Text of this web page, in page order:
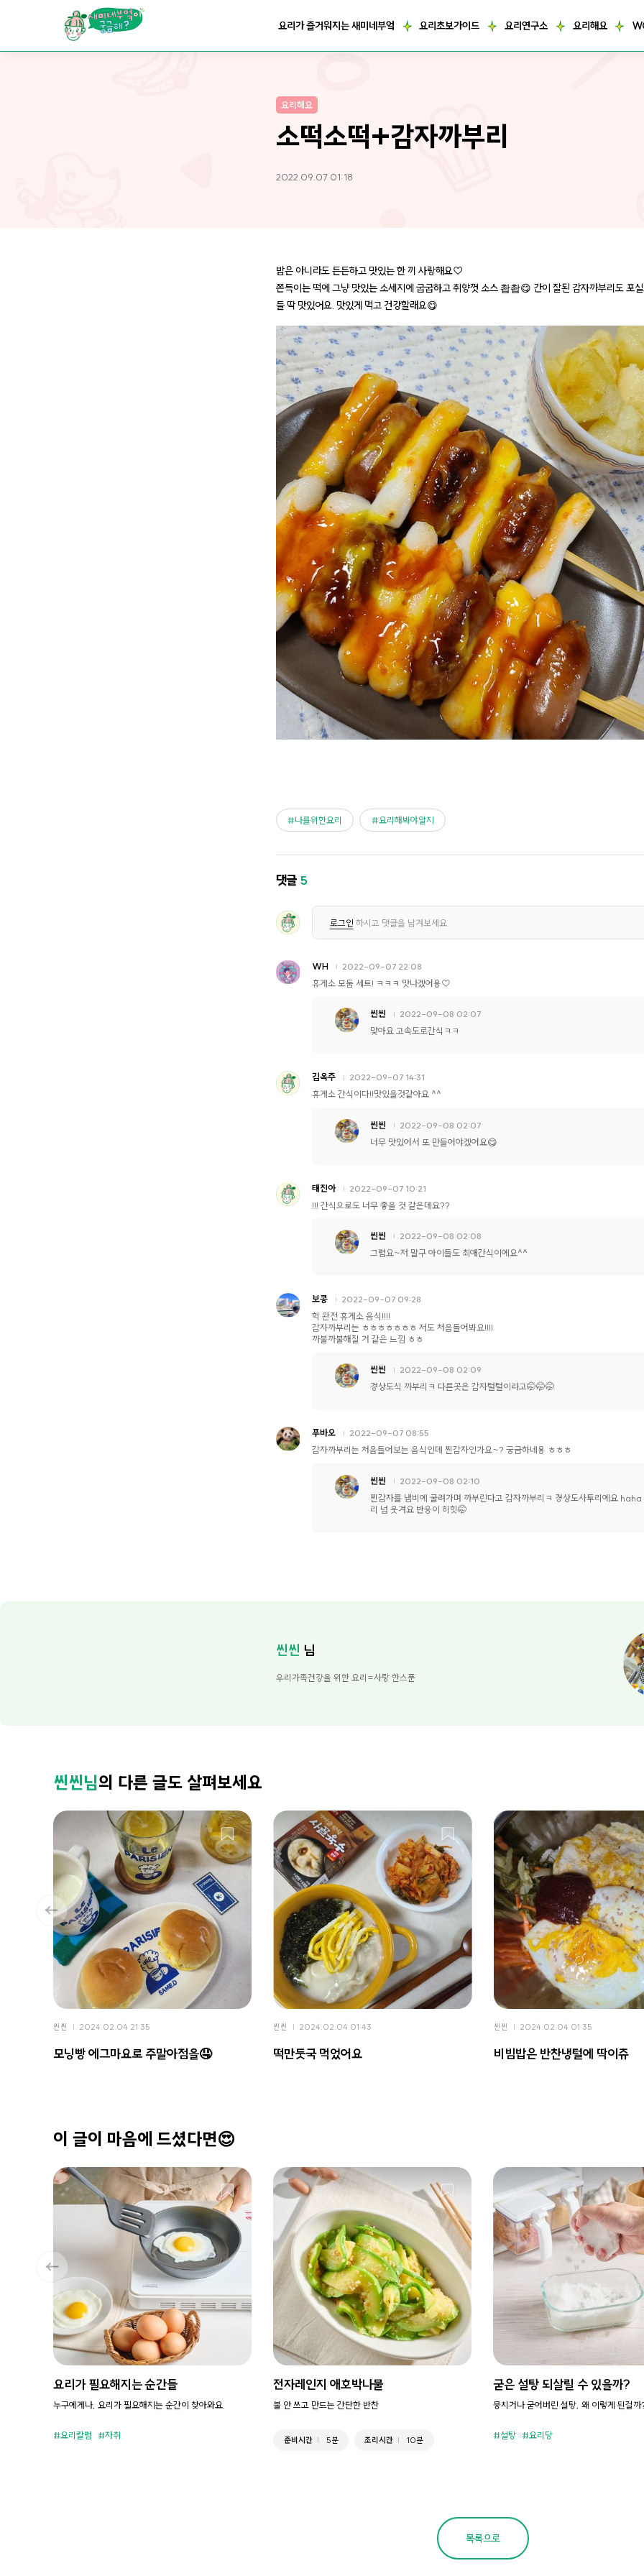
요리가 즐거워지는 새미네부엌 요리초보가이드 요리연구소 요리해요
요리해요
소떡소떡+감자까부리
2022.09.07 01:18
밥은 아니라도 든든하고 맛있는 한 끼 사랑해요♡
쫀득이는 떡에 그냥 맛있는 소세지에 굽굽하고 취향껏 소스 촵촵😋 간이 잘된 감자까부리도 포
들 딱 맛있어요. 맛있게 먹고 건강할래요😋
나를위한요리 요리해봐야알지
댓글5
로그인 하시고 댓글을 남겨보세요.
WH 2022-09-07 22:08
휴게소 모둠 세트! ㅋㅋㅋ 맛나겠어용♡
씬씬 2022-09-08 02:07
맞아요 고속도로간식ㅋㅋ
김옥주 2022-09-07 14:31
휴게소 간식이다!!맛있을것같아요 ^^
씬씬 2022-09-08 02:07
너무 맛있어서 또 만들어야겠어요😋
태진아 2022-09-07 10:21
!!! 간식으로도 너무 좋을 것 같은데요??
씬씬 2022-09-08 02:08
그럼요~저 말구 아이들도 최애간식이에요^^
보콩 2022-09-07 09:28
헉 완전 휴게소 음식!!!!
감자까부리는 ㅎㅎㅎㅎㅎㅎㅎ 저도 처음들어봐요!!!!
까불까불해질 거 같은 느낌 ㅎㅎ
씬씬 2022-09-08 02:09
경상도식 까부리ㅋ 다른곳은 감자털털이라고🤭🤭🤭
푸바오 2022-09-07 08:55
감자까부리는 처음들어보는 음식인데 찐감자인가요~? 궁금하네용 ㅎㅎㅎ
씬씬 2022-09-08 02:10
찐감자를 냄비에 굴려가며 까부린다고 감자까부리ㅋ 경상도사투리에요 haha
리 넘 웃겨요 반응이 히힛🤭
씬씬 님
우리가족건강을 위한 요리=사랑 한스푼
씬씬님의 다른 글도 살펴보세요
씬씬 2024.02.04 21:35
모닝빵 에그마요로 주말아점을🤤
씬씬 2024.02.04 01:43
떡만둣국 먹었어요
씬씬 2024.02.04 01:35
비빔밥은 반찬냉털에 딱이쥬
이 글이 마음에 드셨다면😍
요리가 필요해지는 순간들
누구에게나, 요리가 필요해지는 순간이 찾아와요.
요리칼럼 자취
전자레인지 애호박나물
불 안 쓰고 만드는 간단한 반찬
준비시간 5분 조리시간 10분
굳은 설탕 되살릴 수 있을까?
뭉치거나 굳어버린 설탕, 왜 이렇게 된걸까
설탕 요리당
목록으로